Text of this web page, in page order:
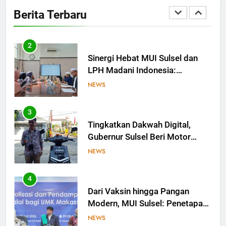
Berita Terbaru
Ingin Buktikan Toleransi Lewat
2
Sinergi Hebat MUI Sulsel dan
LPH Madani Indonesia:
Percepat Sertifikasi Halal, 4
NEWS
3
Tingkatkan Dakwah Digital,
Gubernur Sulsel Beri Motor
untuk Tim Media MUI Sulawesi
NEWS
4
Dari Vaksin hingga Pangan
Modern, MUI Sulsel: Penetapan
Halal Butuh Dalil dan Sains
NEWS